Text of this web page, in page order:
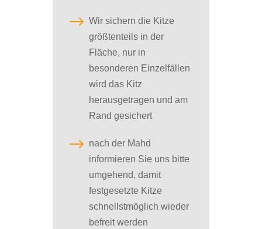
$ Wir sichern die Kitze
größtenteils in der
Fläche, nur in
besonderen Einzelfällen
wird das Kitz
herausgetragen und am
Rand gesichert
$ nach der Mahd
informieren Sie uns bitte
umgehend, damit
festgesetzte Kitze
schnellstmöglich wieder
befreit werden